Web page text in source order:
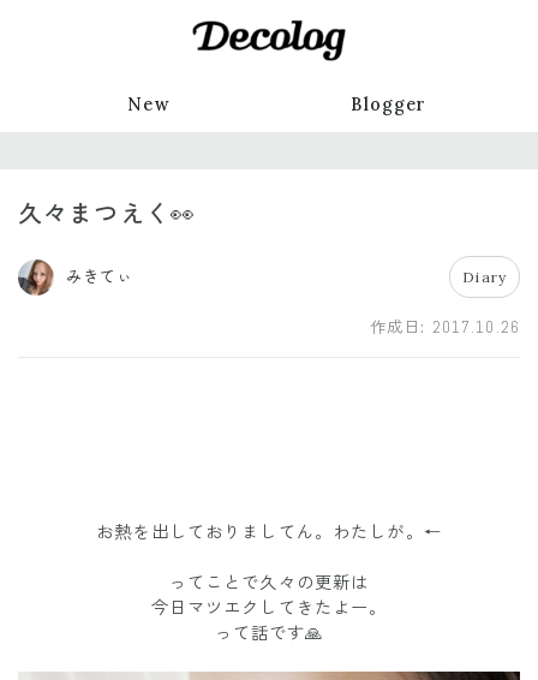
New Blogger
久々まつえく👀
みきてぃ Diary
作成日: 2017.10.26
お熱を出しておりましてん。わたしが。←
ってことで久々の更新は
今日マツエクしてきたよー。
って話です🙏